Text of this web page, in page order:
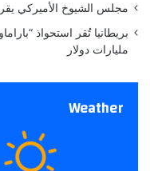
مجلس الشيوخ الأميركي
مليارات دولار
Weather